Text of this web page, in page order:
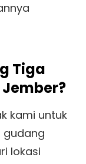
Tiga
kami untuk
gudang
lokasi